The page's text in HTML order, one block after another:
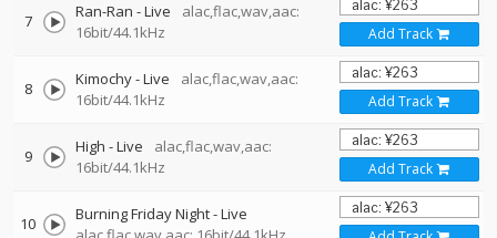
7 Ran-Ran - Live
alac,flac,wav,aac:
16bit/44.1kHz
Add Track
8 Kimochy - Live
alac,flac,wav,aac:
16bit/44.1kHz
Add Track
9 High - Live
alac,flac,wav,aac:
16bit/44.1kHz
Add Track
10
Burning Friday Night - Live